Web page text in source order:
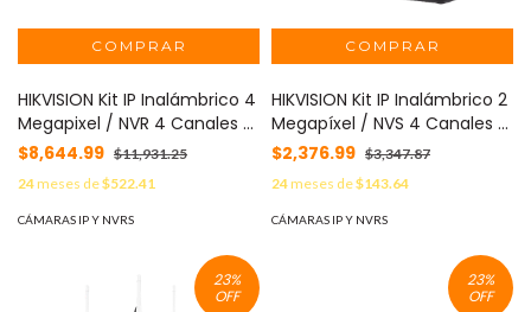
HIKVISION Kit IP Inalámbrico 4
Megapixel / NVR 4 Canales /
4 Cámaras Bala para Exterior
/ 1 HDD de 1 TB / Modo
Repetidor MOD: NK44W0H-
1T(E)
$8,644.99 $11,931.25
24meses de$522.41
CÁMARAS IP Y NVRS
HIKVISION Kit IP Inalámbrico 2
Megapíxel / NVS 4 Canales /
1 Cámara Bala Exterior + 1
Cámara Turret Interior con
Lente 2.8 mm y Dual Light /
Audio Bidireccional
Soporta Micro SD de 512 GB
$2,376.99 $3,347.87
24meses de$143.64
CÁMARAS IP Y NVRS
23%
OFF
23%
OFF